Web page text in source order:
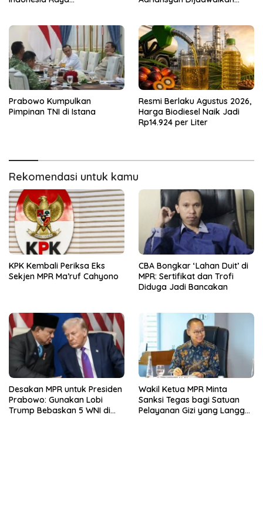
Prabowo Kumpulkan
Pimpinan TNI di Istana
Resmi Berlaku Agustus 2026,
Harga Biodiesel Naik Jadi
Rp14.924 per Liter
Rekomendasi untuk kamu
KPK Kembali Periksa Eks
Sekjen MPR Ma’ruf Cahyono
CBA Bongkar ‘Lahan Duit’ di
MPR: Sertifikat dan Trofi
Diduga Jadi Bancakan
Desakan MPR untuk Presiden
Prabowo: Gunakan Lobi
Trump Bebaskan 5 WNI di
Wakil Ketua MPR Minta
Sanksi Tegas bagi Satuan
Pelayanan Gizi yang Langgar